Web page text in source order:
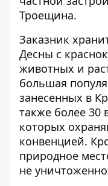
Троещина.
Заказник
Десны с
животных и
большая
занесенных в
также более 30
которых
конвенцией.
природное
не